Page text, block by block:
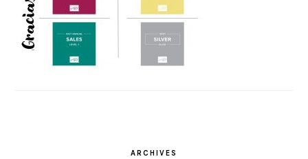
ARCHIVES